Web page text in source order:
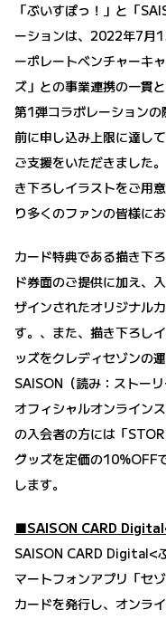
「ぶいすぽっ！」と「
ーションは、2022年7月
ーポレートベンチャーキ
ズ」との事業連携の一貫
第1弾コラボレーション
前に申し込み上限に達し
ご支援をいただきました
き下ろしイラストをご用
り多くのファンの皆様に
カード特典である描き下
ド券面のご提供に加え、
ザインされたオリジナル
す。、また、描き下ろし
ッズをクレディセゾンの
SAISON（読み：ストー
オフィシャルオンライン
の入会者の方には「
グッズを定価の10%OFF
します。
■SAISON CARD
SAISON CARD Digital<
マートフォンアプリ「セ
カードを発行し、オンラ